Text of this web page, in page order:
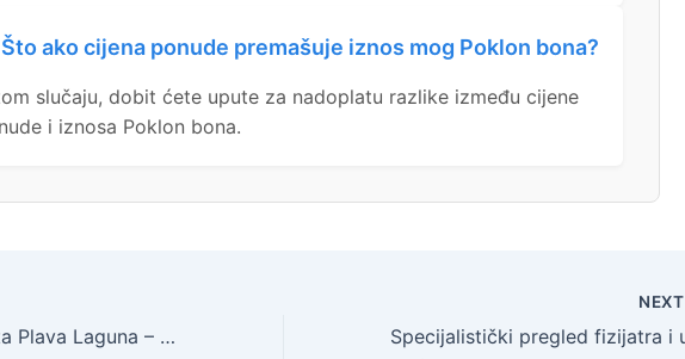
Što ako cijena ponude premašuje iznos mog Poklon bona?
slučaju, dobit ćete upute za nadoplatu razlike između cijene
i iznosa Poklon bona.
Hotel Gran Vista Plava Laguna – Ljeto u Poreču, Poreč, Hrvatska – 279 EUR – 3x noćenje u dvokrevetnoj Economy sobi s dodatnim ležajem za 2 osobe (1. dijete do 11,99 godina i 2. dijete do 4,99 godina besplatno), Polupansion i piće uz večeru – Akcija
NEXT